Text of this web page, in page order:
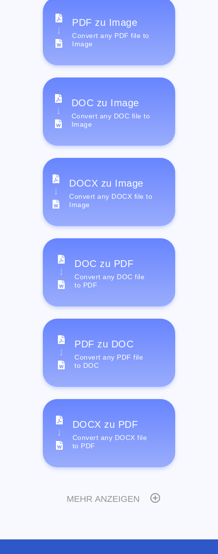
PDF zu Image
Convert any PDF file to
Image
DOC zu Image
Convert any DOC file to
Image
DOCX zu Image
Convert any DOCX file to
Image
DOC zu PDF
Convert any DOC file
to PDF
PDF zu DOC
Convert any PDF file
to DOC
DOCX zu PDF
Convert any DOCX file
to PDF
MEHR ANZEIGEN